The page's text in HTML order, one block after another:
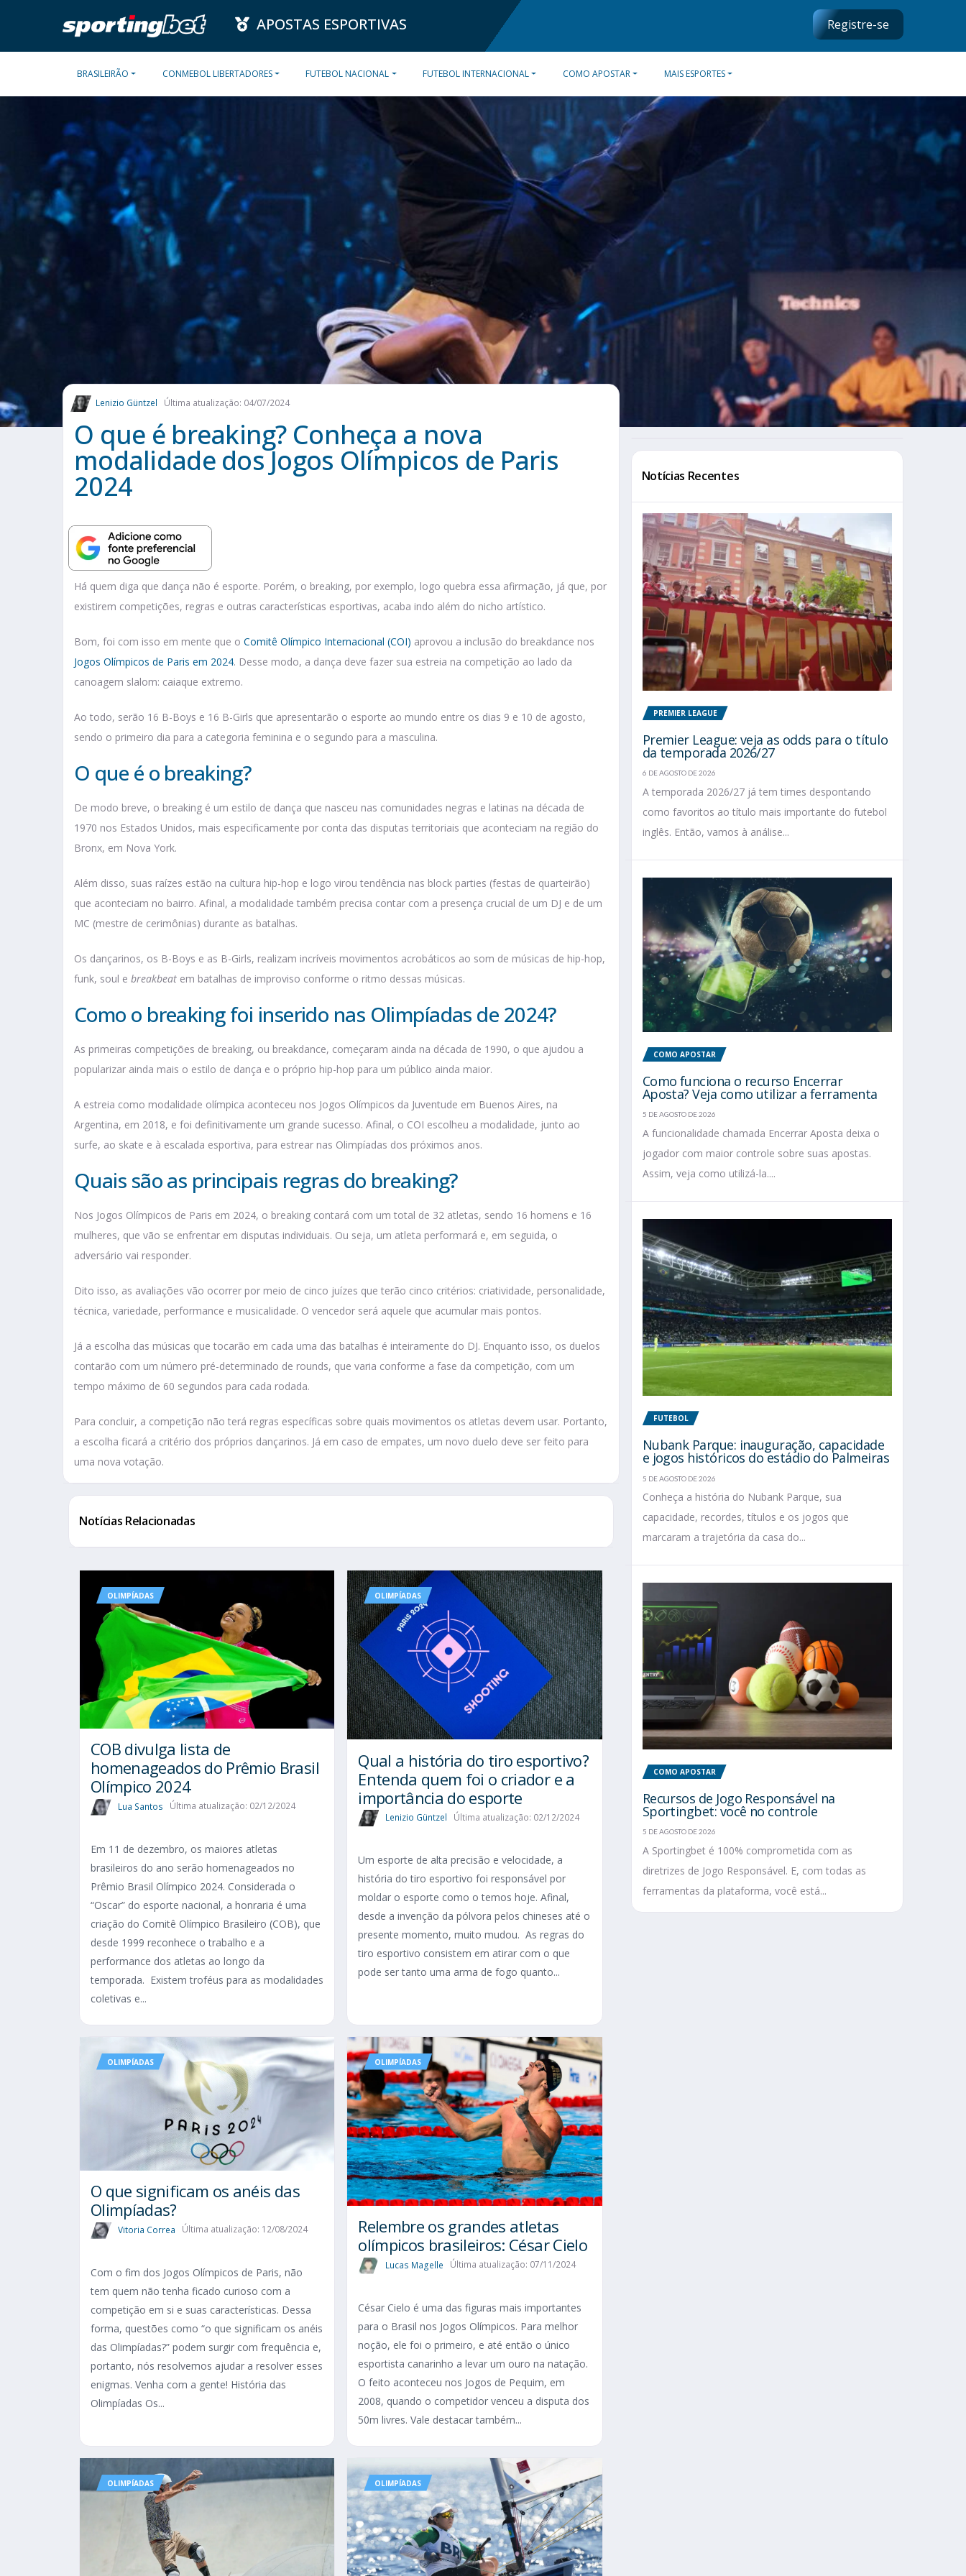
APOSTAS ESPORTIVAS Registre-se
BRASILEIRÃO CONMEBOL LIBERTADORES FUTEBOL NACIONAL FUTEBOL INTERNACIONAL COMO APOSTAR MAIS ESPORTES
Lenizio Güntzel Última atualização: 04/07/2024
O que é breaking? Conheça a nova
modalidade dos Jogos Olímpicos de Paris
2024
Há quem diga que dança não é esporte. Porém, o breaking, por exemplo, logo quebra essa afirmação, já que, por
existirem competições, regras e outras características esportivas, acaba indo além do nicho artístico.
Bom, foi com isso em mente que o Comitê Olímpico Internacional (COI) aprovou a inclusão do breakdance nos
Jogos Olímpicos de Paris em 2024. Desse modo, a dança deve fazer sua estreia na competição ao lado da
canoagem slalom: caiaque extremo.
Ao todo, serão 16 B-Boys e 16 B-Girls que apresentarão o esporte ao mundo entre os dias 9 e 10 de agosto,
sendo o primeiro dia para a categoria feminina e o segundo para a masculina.
O que é o breaking?
De modo breve, o breaking é um estilo de dança que nasceu nas comunidades negras e latinas na década de
1970 nos Estados Unidos, mais especificamente por conta das disputas territoriais que aconteciam na região do
Bronx, em Nova York.
Além disso, suas raízes estão na cultura hip-hop e logo virou tendência nas block parties (festas de quarteirão)
que aconteciam no bairro. Afinal, a modalidade também precisa contar com a presença crucial de um DJ e de um
MC (mestre de cerimônias) durante as batalhas.
Os dançarinos, os B-Boys e as B-Girls, realizam incríveis movimentos acrobáticos ao som de músicas de hip-hop,
funk, soul e breakbeat em batalhas de improviso conforme o ritmo dessas músicas.
Como o breaking foi inserido nas Olimpíadas de 2024?
As primeiras competições de breaking, ou breakdance, começaram ainda na década de 1990, o que ajudou a
popularizar ainda mais o estilo de dança e o próprio hip-hop para um público ainda maior.
A estreia como modalidade olímpica aconteceu nos Jogos Olímpicos da Juventude em Buenos Aires, na
Argentina, em 2018, e foi definitivamente um grande sucesso. Afinal, o COI escolheu a modalidade, junto ao
surfe, ao skate e à escalada esportiva, para estrear nas Olimpíadas dos próximos anos.
Quais são as principais regras do breaking?
Nos Jogos Olímpicos de Paris em 2024, o breaking contará com um total de 32 atletas, sendo 16 homens e 16
mulheres, que vão se enfrentar em disputas individuais. Ou seja, um atleta performará e, em seguida, o
adversário vai responder.
Dito isso, as avaliações vão ocorrer por meio de cinco juízes que terão cinco critérios: criatividade, personalidade,
técnica, variedade, performance e musicalidade. O vencedor será aquele que acumular mais pontos.
Já a escolha das músicas que tocarão em cada uma das batalhas é inteiramente do DJ. Enquanto isso, os duelos
contarão com um número pré-determinado de rounds, que varia conforme a fase da competição, com um
tempo máximo de 60 segundos para cada rodada.
Para concluir, a competição não terá regras específicas sobre quais movimentos os atletas devem usar. Portanto,
a escolha ficará a critério dos próprios dançarinos. Já em caso de empates, um novo duelo deve ser feito para
uma nova votação.
Notícias Relacionadas
OLIMPÍADAS
COB divulga lista de
homenageados do Prêmio Brasil
Olímpico 2024
Lua Santos Última atualização: 02/12/2024
Em 11 de dezembro, os maiores atletas
brasileiros do ano serão homenageados no
Prêmio Brasil Olímpico 2024. Considerada o
“Oscar” do esporte nacional, a honraria é uma
criação do Comitê Olímpico Brasileiro (COB), que
desde 1999 reconhece o trabalho e a
performance dos atletas ao longo da
temporada. Existem troféus para as modalidades
coletivas e...
OLIMPÍADAS
Qual a história do tiro esportivo?
Entenda quem foi o criador e a
importância do esporte
Lenizio Güntzel Última atualização: 02/12/2024
Um esporte de alta precisão e velocidade, a
história do tiro esportivo foi responsável por
moldar o esporte como o temos hoje. Afinal,
desde a invenção da pólvora pelos chineses até o
presente momento, muito mudou. As regras do
tiro esportivo consistem em atirar com o que
pode ser tanto uma arma de fogo quanto...
OLIMPÍADAS
O que significam os anéis das
Olimpíadas?
Vitoria Correa Última atualização: 12/08/2024
Com o fim dos Jogos Olímpicos de Paris, não
tem quem não tenha ficado curioso com a
competição em si e suas características. Dessa
forma, questões como “o que significam os anéis
das Olimpíadas?” podem surgir com frequência e,
portanto, nós resolvemos ajudar a resolver esses
enigmas. Venha com a gente! História das
Olimpíadas Os...
OLIMPÍADAS
Relembre os grandes atletas
olímpicos brasileiros: César Cielo
Lucas Magelle Última atualização: 07/11/2024
César Cielo é uma das figuras mais importantes
para o Brasil nos Jogos Olímpicos. Para melhor
noção, ele foi o primeiro, e até então o único
esportista canarinho a levar um ouro na natação.
O feito aconteceu nos Jogos de Pequim, em
2008, quando o competidor venceu a disputa dos
50m livres. Vale destacar também...
OLIMPÍADAS OLIMPÍADAS
Notícias Recentes
PREMIER LEAGUE
Premier League: veja as odds para o título
da temporada 2026/27
6 DE AGOSTO DE 2026
A temporada 2026/27 já tem times despontando
como favoritos ao título mais importante do futebol
inglês. Então, vamos à análise...
COMO APOSTAR
Como funciona o recurso Encerrar
Aposta? Veja como utilizar a ferramenta
5 DE AGOSTO DE 2026
A funcionalidade chamada Encerrar Aposta deixa o
jogador com maior controle sobre suas apostas.
Assim, veja como utilizá-la....
FUTEBOL
Nubank Parque: inauguração, capacidade
e jogos históricos do estádio do Palmeiras
5 DE AGOSTO DE 2026
Conheça a história do Nubank Parque, sua
capacidade, recordes, títulos e os jogos que
marcaram a trajetória da casa do...
COMO APOSTAR
Recursos de Jogo Responsável na
Sportingbet: você no controle
5 DE AGOSTO DE 2026
A Sportingbet é 100% comprometida com as
diretrizes de Jogo Responsável. E, com todas as
ferramentas da plataforma, você está...